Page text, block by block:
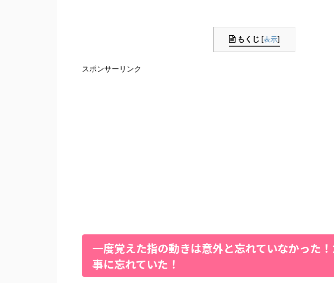
もくじ [表示]
スポンサーリンク
一度覚えた指の動きは意外と忘れていなかった
事に忘れていた！